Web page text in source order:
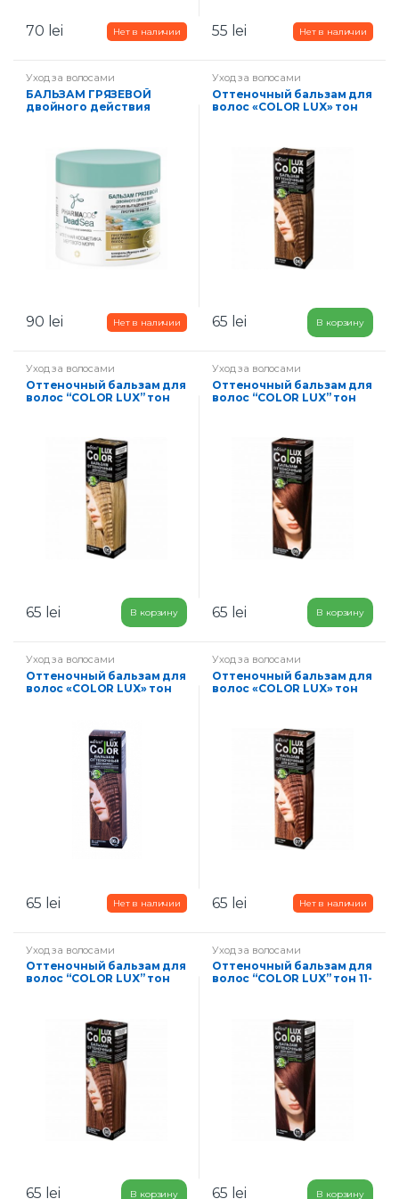
70 lei 55 lei
Уход за волосами
БАЛЬЗАМ ГРЯЗЕВОЙ
двойного действия
90 lei
Уход за волосами
Оттеночный бальзам для
волос «COLOR LUX» тон
65 lei В корзину
Уход за волосами
Оттеночный бальзам для
волос “COLOR LUX” тон
65 lei В корзину
Уход за волосами
Оттеночный бальзам для
волос “COLOR LUX” тон
65 lei В корзину
Уход за волосами
Оттеночный бальзам для
волос «COLOR LUX» тон
65 lei
Уход за волосами
Оттеночный бальзам для
волос «COLOR LUX» тон
65 lei
Уход за волосами
Оттеночный бальзам для
волос “COLOR LUX” тон
65 lei В корзину
Уход за волосами
Оттеночный бальзам для
волос “COLOR LUX” тон 11-
65 lei В корзину